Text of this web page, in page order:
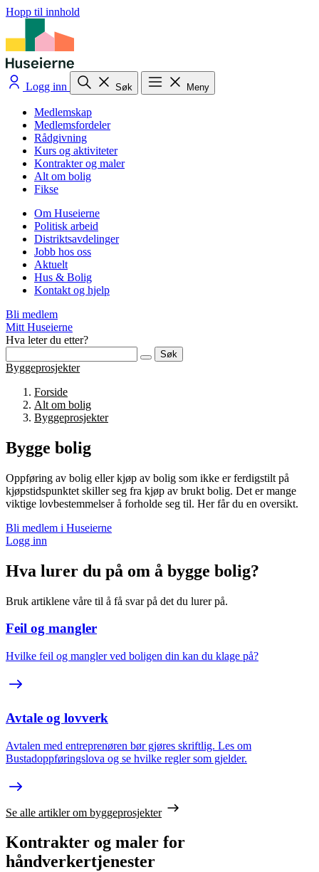
Hopp til innhold
Logg inn Søk Meny
Medlemskap
Medlemsfordeler
Rådgivning
Kurs og aktiviteter
Kontrakter og maler
Alt om bolig
Fikse
Om Huseierne
Politisk arbeid
Distriktsavdelinger
Jobb hos oss
Aktuelt
Hus & Bolig
Kontakt og hjelp
Bli medlem
Mitt Huseierne
Hva leter du etter?
Søk
Byggeprosjekter
Forside
Alt om bolig
Byggeprosjekter
Bygge bolig
Oppføring av bolig eller kjøp av bolig som ikke er ferdigstilt på
kjøpstidspunktet skiller seg fra kjøp av brukt bolig. Det er mange
viktige lovbestemmelser å forholde seg til. Her får du en oversikt.
Bli medlem i Huseierne
Logg inn
Hva lurer du på om å bygge bolig?
Bruk artiklene våre til å få svar på det du lurer på.
Feil og mangler
Hvilke feil og mangler ved boligen din kan du klage på?
Avtale og lovverk
Avtalen med entreprenøren bør gjøres skriftlig. Les om
Bustadoppføringslova og se hvilke regler som gjelder.
Se alle artikler om byggeprosjekter
Kontrakter og maler for
håndverkertjenester